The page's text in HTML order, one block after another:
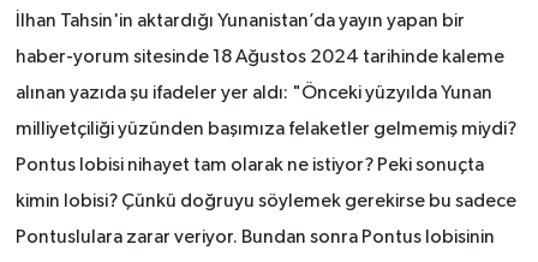
İlhan Tahsin'in aktardığı Yunanistan’da yayın yapan bir
haber-yorum sitesinde 18 Ağustos 2024 tarihinde kaleme
alınan yazıda şu ifadeler yer aldı: "Önceki yüzyılda Yunan
milliyetçiliği yüzünden başımıza felaketler gelmemiş miydi?
Pontus lobisi nihayet tam olarak ne istiyor? Peki sonuçta
kimin lobisi? Çünkü doğruyu söylemek gerekirse bu sadece
Pontuslulara zarar veriyor. Bundan sonra Pontus lobisinin